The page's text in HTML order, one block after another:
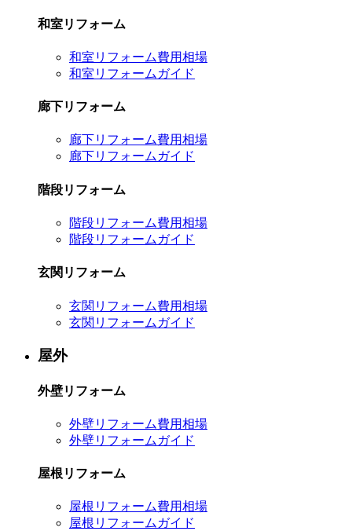
和室リフォーム
和室リフォーム費用相場
和室リフォームガイド
廊下リフォーム
廊下リフォーム費用相場
廊下リフォームガイド
階段リフォーム
階段リフォーム費用相場
階段リフォームガイド
玄関リフォーム
玄関リフォーム費用相場
玄関リフォームガイド
屋外
外壁リフォーム
外壁リフォーム費用相場
外壁リフォームガイド
屋根リフォーム
屋根リフォーム費用相場
屋根リフォームガイド